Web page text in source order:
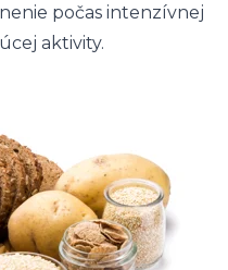
počas intenzívnej
aktivity.